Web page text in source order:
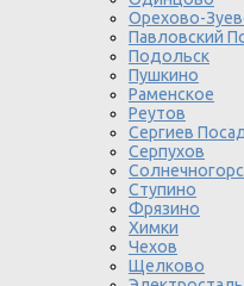
Орехово-
Павловский
Подольск
Пушкино
Раменское
Реутов
Сергиев
Серпухов
Ступино
Фрязино
Химки
Чехов
Щелково